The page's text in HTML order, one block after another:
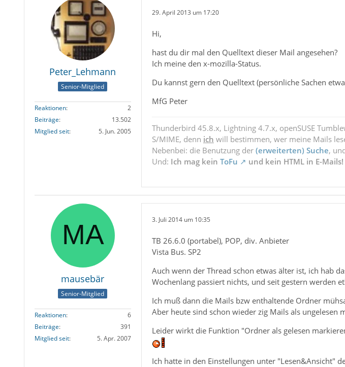
Peter_Lehmann
Senior-Mitglied
Reaktionen
2
Beiträge
13.502
Mitglied seit
5. Jun. 2005
29. April 2013 um 17:20
Hi,
hast du dir mal den Quelltext dieser Mail angesehen?
Ich meine den x-mozilla-Status.
Du kannst gern den Quelltext (persönliche Sachen
MfG Peter
Thunderbird 45.8.x, Lightning 4.7.x, openSUSE
S/MIME, denn ich will bestimmen, wer meine Mails
Nebenbei: die Benutzung der (erweiterten) Suche,
Und: Ich mag kein ToFu und kein HTML in E-Mails!
mausebär
Senior-Mitglied
Reaktionen
6
Beiträge
391
Mitglied seit
5. Apr. 2007
3. Juli 2014 um 10:35
TB 26.6.0 (portabel), POP, div. Anbieter
Vista Bus. SP2
Auch wenn der Thread schon etwas älter ist, ich hab
Wochenlang passiert nichts, und seit gestern werden
Ich muß dann die Mails bzw enthaltende Ordner
Aber heute sind schon wieder zig Mails als ungelesen
Leider wirkt die Funktion "Ordner als gelesen
Ich hatte in den Einstellungen unter "Lesen&Ansicht"